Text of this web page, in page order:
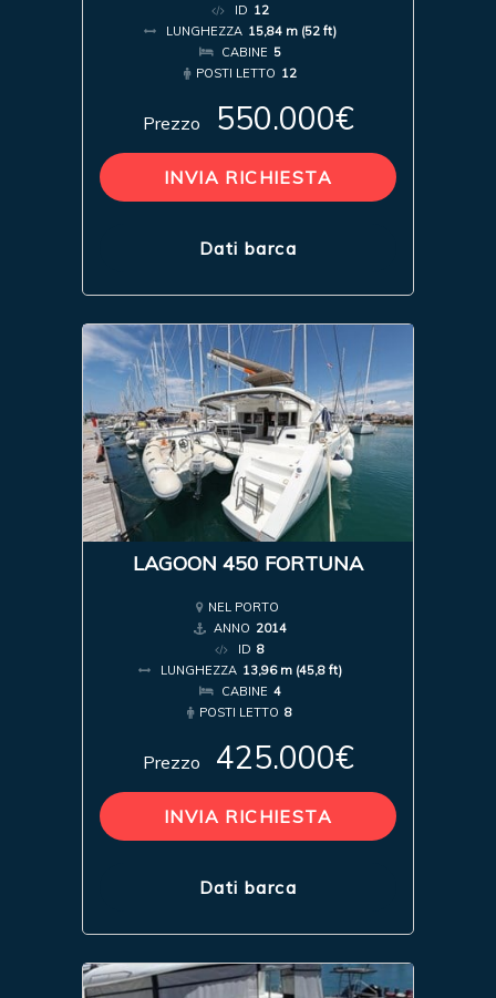
ID 12
LUNGHEZZA 15,84 m (52 ft)
CABINE 5
POSTI LETTO 12
Prezzo 550.000€
INVIA RICHIESTA
Dati barca
LAGOON 450 FORTUNA
NEL PORTO
ANNO 2014
ID 8
LUNGHEZZA 13,96 m (45,8 ft)
CABINE 4
POSTI LETTO 8
Prezzo 425.000€
INVIA RICHIESTA
Dati barca